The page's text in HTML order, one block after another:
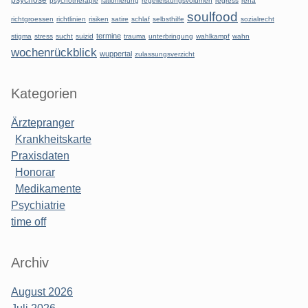
richtgroessen richtlinien risiken satire schlaf selbsthilfe soulfood sozialrecht
stigma stress sucht suizid termine trauma unterbringung wahlkampf wahn
wochenrückblick wuppertal zulassungsverzicht
Kategorien
Ärztepranger
Krankheitskarte
Praxisdaten
Honorar
Medikamente
Psychiatrie
time off
Archiv
August 2026